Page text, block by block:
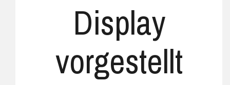
Display
vorgestellt